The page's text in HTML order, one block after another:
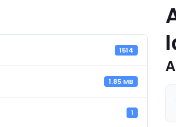
1514
1.85 MB
1